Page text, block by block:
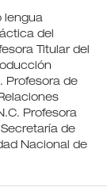
lengua
del
Titular del
Profesora de
Profesora
de
Nacional de